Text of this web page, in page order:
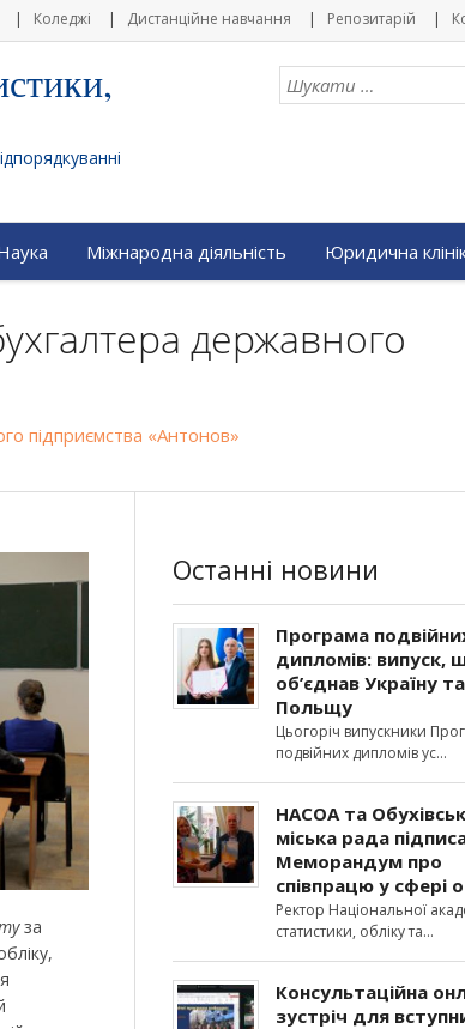
Коледжі Дистанційне навчання Репозитарій
Міжнародна діяльність Юридична
державного
підприємства «Антонов»
за
Останні новини
Програма
дипломів: випуск,
об’єднав Україну та
Польщу
Цьогоріч випускники
подвійних дипломів ус
НАСОА та
міська рада
Меморандум про
співпрацю у сфері
Ректор Національної
статистики, обліку та
Консультаційна
зустріч для